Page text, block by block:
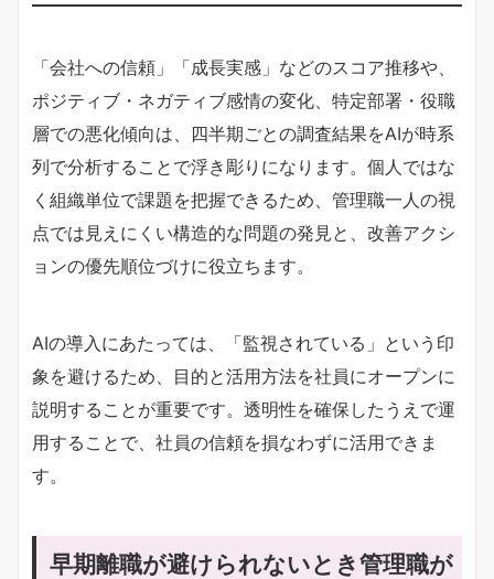
「会社への信頼」「成長実感」などのスコア推移や、
ポジティブ・ネガティブ感情の変化、特定部署・役職
層での悪化傾向は、四半期ごとの調査結果をAIが時系
列で分析することで浮き彫りになります。個人ではな
く組織単位で課題を把握できるため、管理職一人の視
点では見えにくい構造的な問題の発見と、改善アクシ
ョンの優先順位づけに役立ちます。
AIの導入にあたっては、「監視されている」という印
象を避けるため、目的と活用方法を社員にオープンに
説明することが重要です。透明性を確保したうえで運
用することで、社員の信頼を損なわずに活用できま
す。
早期離職が避けられないとき管理職が